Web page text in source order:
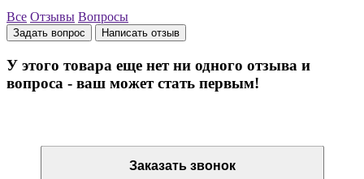
Все Отзывы Вопросы
Задать вопрос Написать отзыв
У этого товара еще нет ни одного отзыва и
вопроса - ваш может стать первым!
Заказать звонок